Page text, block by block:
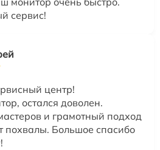
сервис!
центр!
остался доволен.
и грамотный подход
похвалы. Большое спасибо